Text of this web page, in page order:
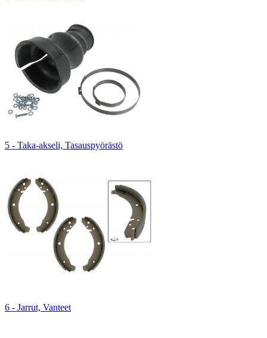
5 - Taka-akseli, Tasauspyörästö
6 - Jarrut, Vanteet